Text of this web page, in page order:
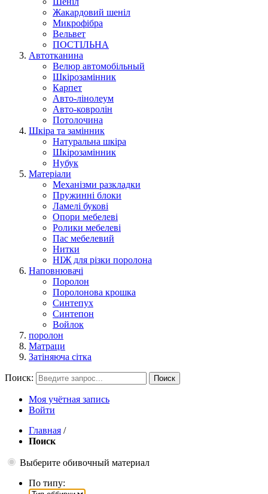
Жакардовий шеніл
Микрофібра
Вельвет
ПОСТІЛЬНА
Автотканина
Велюр автомобільный
Шкірозамінник
Карпет
Авто-лінолеум
Авто-ковролін
Потолочина
Шкіра та замінник
Натуральна шкіра
Шкірозамінник
Нубук
Матеріали
Механізми разкладки
Пружинні блоки
Ламелі букові
Опори мебелеві
Ролики мебелеві
Пас мебелевий
Нитки
НІЖ для різки поролона
Наповнювачі
Поролон
Поролонова крошка
Синтепух
Синтепон
Войлок
поролон
Матраци
Затіняюча сітка
Поиск: Поиск
Моя учётная запись
Войти
Главная /
Поиск
Выберите обивочный материал
По типу: